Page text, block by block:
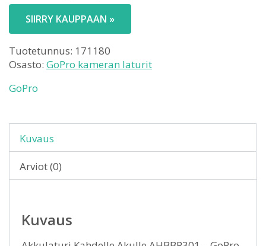
SIIRRY KAUPPAAN »
Tuotetunnus: 171180
Osasto: GoPro kameran laturit
GoPro
Kuvaus
Arviot (0)
Kuvaus